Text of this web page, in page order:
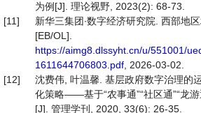
为例[J]. 理论视野, 2023(2): 68-73.
[11]
新华三集团∙数字经济研究院. 西部地
[EB/OL].
https://aimg8.dlssyht.cn/u/551001/
1611644706803.pdf , 2026-03-02.
[12]
沈费伟, 叶温馨. 基层政府数字治理的
化策略——基于“农事通”“社区通”“龙
[J]. 管理学刊, 2020, 33(6): 26-35.